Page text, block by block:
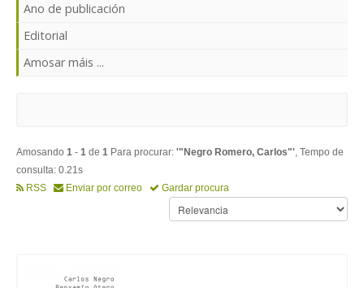
Ano de publicación
Editorial
Amosar máis ...
Amosando 1 - 1 de 1 Para procurar: '"Negro Romero, Carlos"', Tempo de
consulta: 0.21s
RSS
Enviar por correo Gardar procura